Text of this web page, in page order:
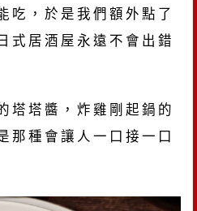
吃，於是我們額外點了
式居酒屋永遠不會出錯
塔塔醬，炸雞剛起鍋的
那種會讓人一口接一口